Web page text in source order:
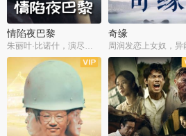
情陷夜巴黎
朱丽叶·比诺什，演尽失爱之痛
奇缘